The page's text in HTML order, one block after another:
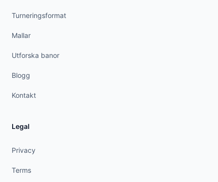
Turneringsformat
Mallar
Utforska banor
Blogg
Kontakt
Legal
Privacy
Terms